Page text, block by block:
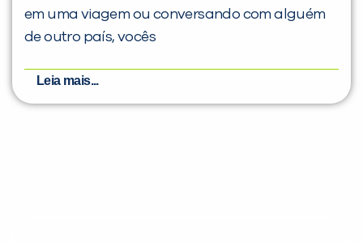
em uma viagem ou conversando com alguém
de outro país, vocês
Leia mais...